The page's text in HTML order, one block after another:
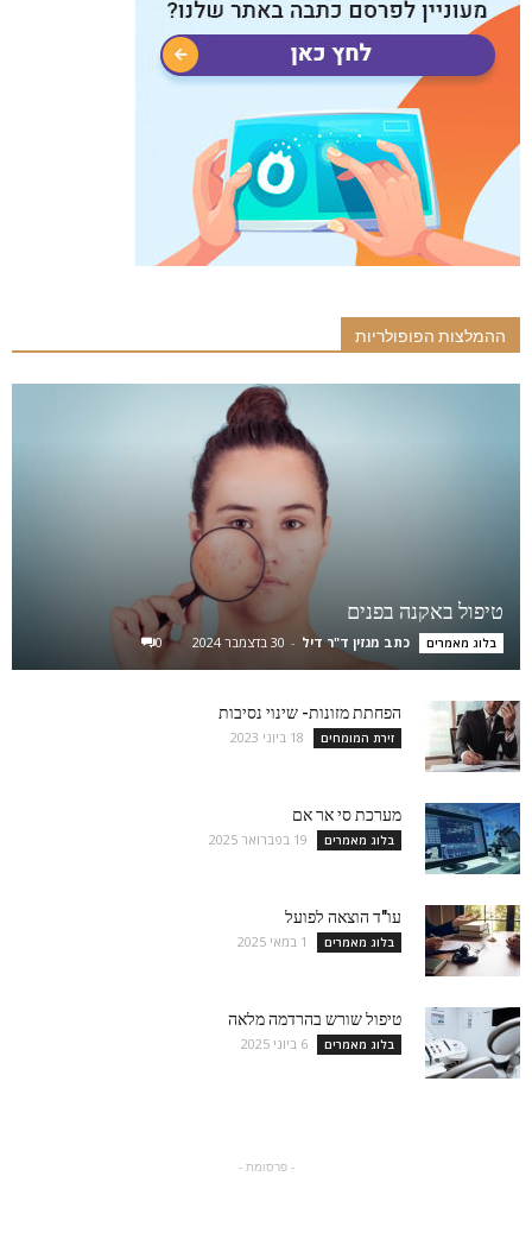
ההמלצות הפופולריות
טיפול באקנה בפנים
בלוג מאמרים כתב מגזין ד"ר דיל - 30 בדצמבר 2024 0
הפחתת מזונות- שינוי נסיבות
זירת המומחים 18 ביוני 2023
מערכת סי אר אם
בלוג מאמרים 19 בפברואר 2025
עו"ד הוצאה לפועל
בלוג מאמרים 1 במאי 2025
טיפול שורש בהרדמה מלאה
בלוג מאמרים 6 ביוני 2025
- פרסומת -